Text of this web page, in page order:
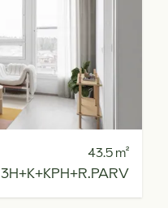
43.5m²
3H+K+KPH+R.PARV